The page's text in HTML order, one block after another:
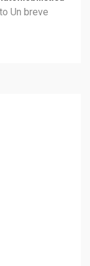
Un breve